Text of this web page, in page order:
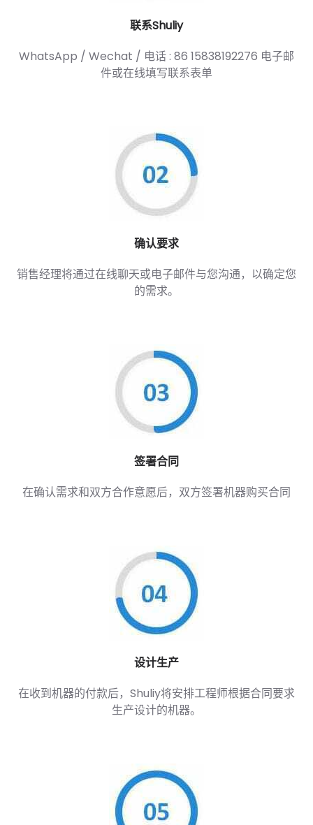
联系Shuliy
WhatsApp / Wechat / 电话 : 86 15838192276 电子邮
件或在线填写联系表单
确认要求
销售经理将通过在线聊天或电子邮件与您沟通，以确定您
的需求。
签署合同
在确认需求和双方合作意愿后，双方签署机器购买合同
设计生产
在收到机器的付款后，Shuliy将安排工程师根据合同要求
生产设计的机器。